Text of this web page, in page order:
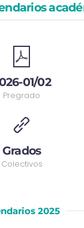
01/02
Pregrado
Grados
Colectivos
2025